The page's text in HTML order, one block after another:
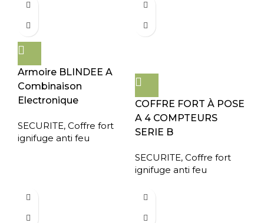
Armoire BLINDEE A
Combinaison
Electronique
SECURITE, Coffre fort
ignifuge anti feu
COFFRE FORT À POSE
A 4 COMPTEURS
SERIE B
SECURITE, Coffre fort
ignifuge anti feu